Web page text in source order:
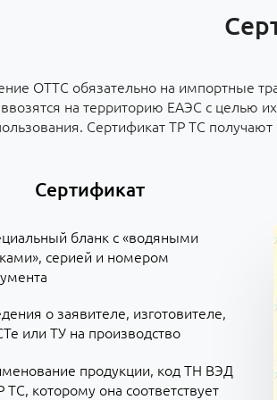
ОТТС обязательно на импортные
на территорию ЕАЭС с целью
Сертификат ТР ТС
Сертификат
бланк с «водяными
серией и номером
о заявителе, изготовителе,
или ТУ на производство
продукции, код ТН ВЭД
ТС, которому она соответствует